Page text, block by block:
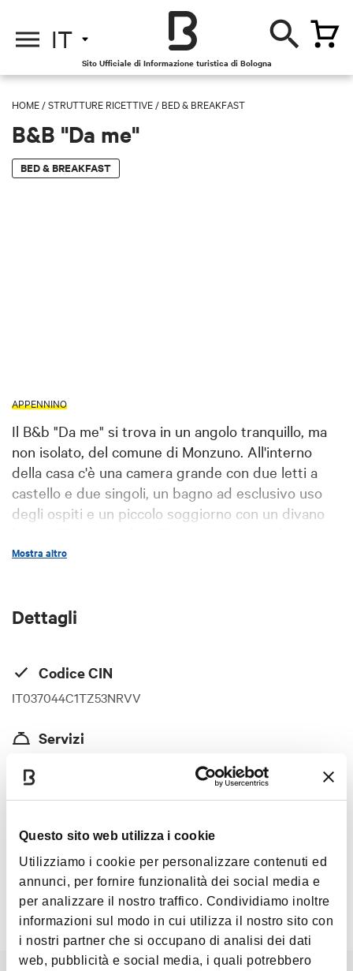
Questo sito web utilizza i cookie
Utilizziamo i cookie per personalizzare contenuti ed
annunci, per fornire funzionalità dei social media e
per analizzare il nostro traffico. Condividiamo inoltre
informazioni sul modo in cui utilizza il nostro sito con
i nostri partner che si occupano di analisi dei dati
web, pubblicità e social media, i quali potrebbero
IT
Sito Ufficiale di Informazione turistica di Bologna
HOME /STRUTTURE RICETTIVE / BED & BREAKFAST
B&B "Da me"
BED & BREAKFAST
APPENNINO
Il B&b "Da me" si trova in un angolo tranquillo, ma
non isolato, del comune di Monzuno. All'interno
della casa c'è una camera grande con due letti a
castello e due singoli, un bagno ad esclusivo uso
degli ospiti e un piccolo soggiorno con un divano
colazione nella cucina dove avranno a loro esclusiva
tavernetta dove sarà disponibile, se richiesto, il
gli ospiti potranno rilassarsi all'esterno nel giardino
privato. Distanza dalla Via degli Dei: poco più di
Mostra altro
Dettagli
Codice CIN
IT037044C1TZ53NRVV
Servizi
Connessione wi-fi, possibilità di pernottamento con sacco a
pelo in una stanza comune, Animali ammessi, Disponibilità a
prendere e riportare i clienti in prossimità del percorso,
Prezzo
Euro 35,00
Carte accettate
Satispay
Mostra altro
Contatti